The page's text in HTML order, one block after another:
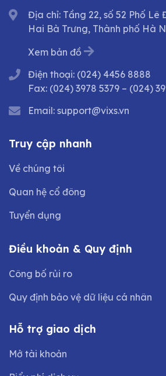
Địa chỉ: Tầng 22, số 52 Phố Lê
Hai Bà Trưng, Thành phố Hà
Xem bản đồ
Điện thoại: (024) 4456 8888
Fax: (024) 3978 5379 – (024)
Email: support@vixs.vn
Truy cập nhanh
Về chúng tôi
Quan hệ cổ đông
Tuyển dụng
Điều khoản & Quy định
Công bố rủi ro
Quy định bảo vệ dữ liệu cá nhân
Hỗ trợ giao dịch
Mở tài khoản